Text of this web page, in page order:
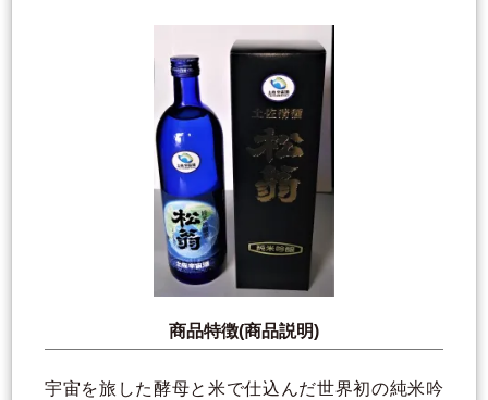
商品特徴(商品説明)
宇宙を旅した酵母と米で仕込んだ世界初の純米吟